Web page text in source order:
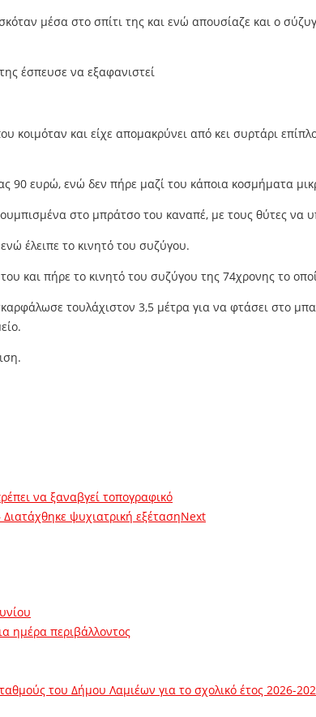
μέσα στο σπίτι της και ενώ απουσίαζε και ο
έσπευσε να εξαφανιστεί
κοιμόταν και είχε απομακρύνει από κει συρτάρι
90 ευρώ, ενώ δεν πήρε μαζί του κάποια κοσμήματα
στο μπράτσο του καναπέ, με τους θύτες να
έλειπε το κινητό του συζύγου.
και πήρε το κινητό του συζύγου της 74χρονης το
τουλάχιστον 3,5 μέτρα για να φτάσει στο
να ξαναβγεί τοπογραφικό
ψυχιατρική εξέτασηNext
ημέρα περιβάλλοντος
του Δήμου Λαμιέων για το σχολικό έτος 2026-